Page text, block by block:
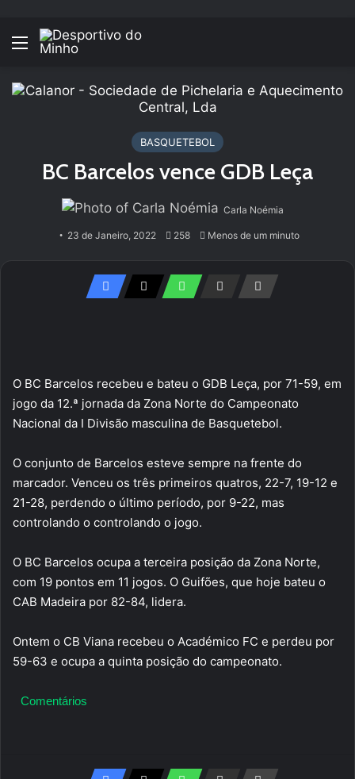
Menu
BASQUETEBOL
BC Barcelos vence GDB Leça
Carla Noémia
23 de Janeiro, 2022 258 Menos de um minuto
O BC Barcelos recebeu e bateu o GDB Leça, por 71-59, em
jogo da 12.ª jornada da Zona Norte do Campeonato
Nacional da I Divisão masculina de Basquetebol.
O conjunto de Barcelos esteve sempre na frente do
marcador. Venceu os três primeiros quatros, 22-7, 19-12 e
21-28, perdendo o último período, por 9-22, mas
controlando o controlando o jogo.
O BC Barcelos ocupa a terceira posição da Zona Norte,
com 19 pontos em 11 jogos. O Guifões, que hoje bateu o
CAB Madeira por 82-84, lidera.
Ontem o CB Viana recebeu o Académico FC e perdeu por
59-63 e ocupa a quinta posição do campeonato.
Comentários